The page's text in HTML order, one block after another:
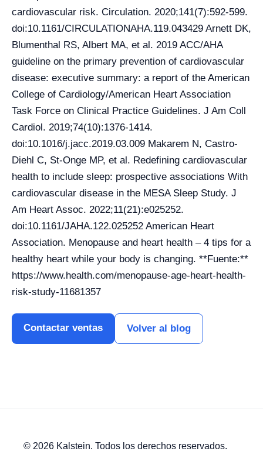
Contactar ventas Volver al blog
© 2026 Kalstein. Todos los derechos reservados.